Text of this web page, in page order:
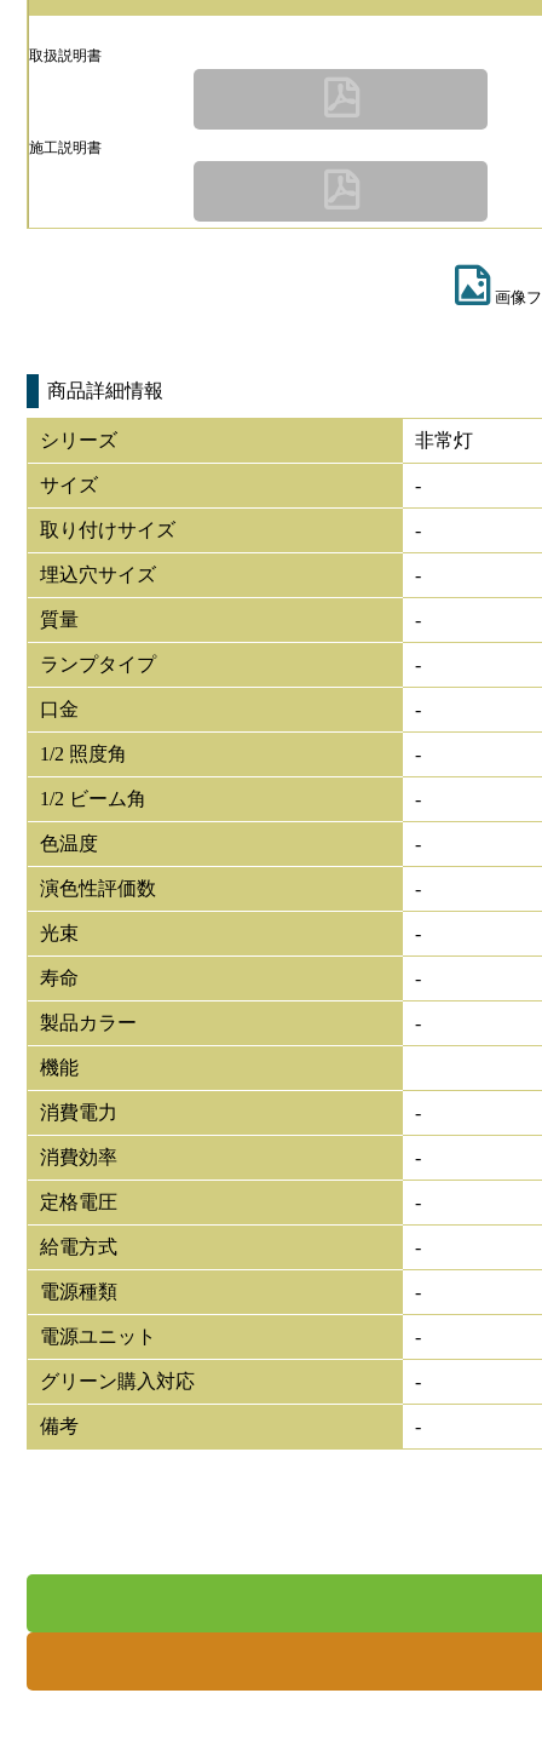
取扱説明書
施工説明書
画像
商品詳細情報
シリーズ 非常灯
サイズ -
取り付けサイズ -
埋込穴サイズ -
質量 -
ランプタイプ -
口金 -
1/2 照度角 -
1/2 ビーム角 -
色温度 -
演色性評価数 -
光束 -
寿命 -
製品カラー -
機能
消費電力 -
消費効率 -
定格電圧 -
給電方式 -
電源種類 -
電源ユニット -
グリーン購入対応 -
備考 -